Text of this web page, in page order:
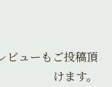
ビューもご投稿頂
けます。